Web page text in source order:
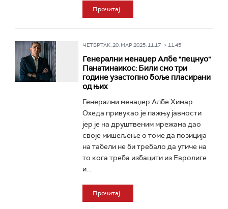
Прочитај
ЧЕТВРТАК, 20. МАР 2025, 11:17 -> 11:45
Генерални менаџер Албе "пецнуо"
Панатинаикос: Били смо три
године узастопно боље пласирани
од њих
Генерални менаџер Албе Химар
Охеда привукао је пажњу јавности
јер је на друштвеним мрежама дао
своје мишељење о томе да позиција
на табели не би требало да утиче на
то кога треба избацити из Евролиге
и...
Прочитај